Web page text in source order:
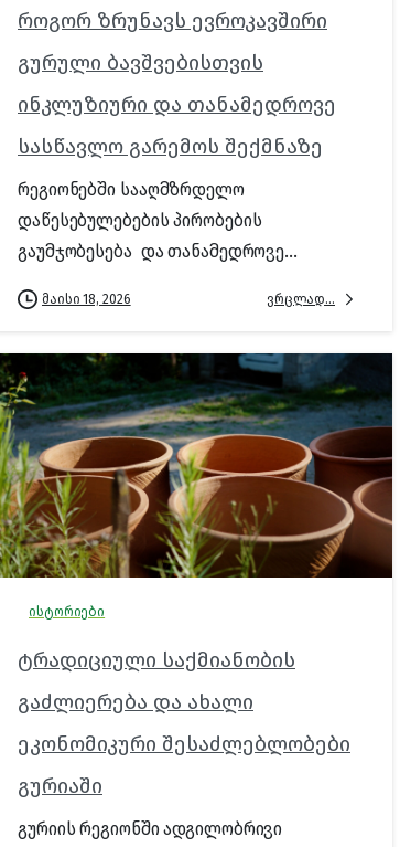
როგორ ზრუნავს ევროკავშირი
გურული ბავშვებისთვის
ინკლუზიური და თანამედროვე
სასწავლო გარემოს შექმნაზე
რეგიონებში სააღმზრდელო
დაწესებულებების პირობების
გაუმჯობესება და თანამედროვე...
მაისი 18, 2026 ვრცლად...
ისტორიები
ტრადიციული საქმიანობის
გაძლიერება და ახალი
ეკონომიკური შესაძლებლობები
გურიაში
გურიის რეგიონში ადგილობრივი